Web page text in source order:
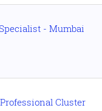
- Mumbai
Cluster